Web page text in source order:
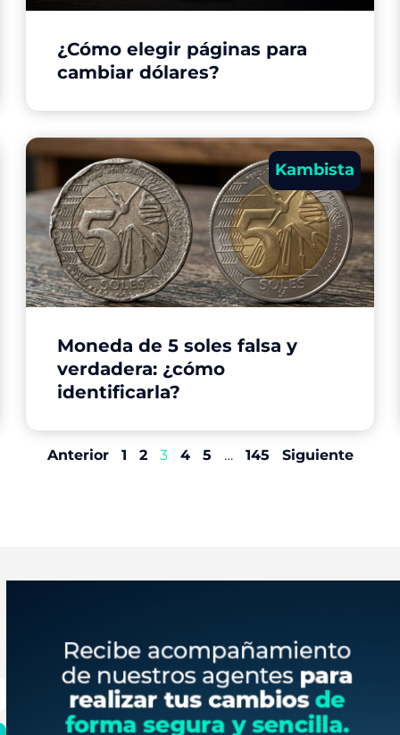
¿Cómo elegir páginas para
cambiar dólares?
Kambista
Moneda de 5 soles falsa y
verdadera: ¿cómo
identificarla?
Anterior 1 2 3 4 5 … 145 Siguiente